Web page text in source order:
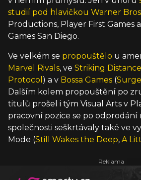
studií pod hlavičkou Warner
Productions, Player First Games
Games San Diego.
Ve velkém se propouštělo u
Marvel Rivals, ve Striking Distance
Protocol ) a v Bossa Games (
Dalším kolem propouštění po
titulů prošel i tým Visual Arts v
pracovní pozice se po odprodání
společnosti seškrtávaly také ve
Mode (Still Wakes the Deep, A